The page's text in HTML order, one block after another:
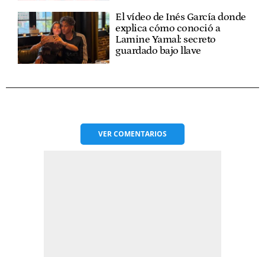
El vídeo de Inés García donde
explica cómo conoció a
Lamine Yamal: secreto
guardado bajo llave
VERCOMENTARIOS